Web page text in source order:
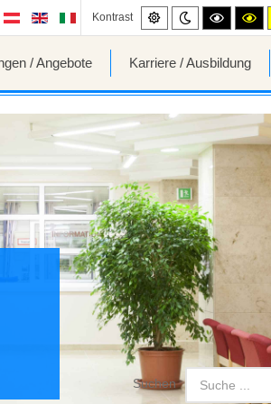
Kontrast Standard
Night
mode
High
contrast
mode.
/ Angebote Karriere / Ausbildung
Suchen